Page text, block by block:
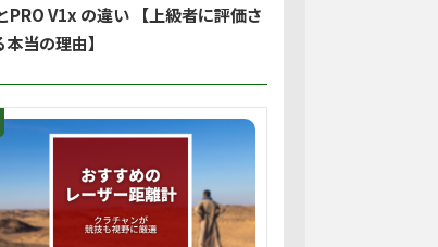
PRO V1x の違い 【上級者に評価さ
本当の理由】